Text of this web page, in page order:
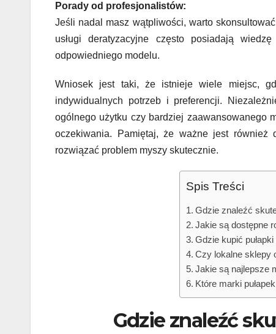
Porady od profesjonalistów:
Jeśli nadal masz wątpliwości, warto
usługi deratyzacyjne często posiadają
odpowiedniego modelu.
Wniosek jest taki, że istnieje wiele miejsc,
indywidualnych potrzeb i preferencji.
ogólnego użytku czy bardziej zaawansowanego
oczekiwania. Pamiętaj, że ważne jest również
rozwiązać problem myszy skutecznie.
Spis Treści
Gdzie znaleźć
Jakie są dostępne
Gdzie kupić
Czy lokalne sklepy
Jakie są najlepsze
Które marki
Gdzie znaleźć